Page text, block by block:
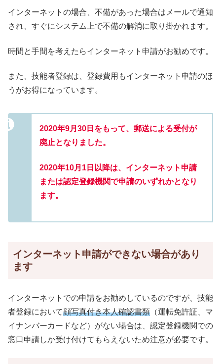
インターネットの場合、不備があった場合はメールで通知
され、すぐにシステム上で不備の解消に取り掛かれます。
時間と手間を考えたらインターネット申請がお勧めです。
また、技能者登録は、登録費用もインターネット申請のほ
うがお得になっています。
2020年9月30日をもって、郵送による受付が
廃止となりました。
2020年10月1日以降は、インターネット申請
または認定登録機関で申請のいずれかとなり
ます。
インターネット申請ができない場合があり
ます
インターネットでの申請をお勧めしているのですが、技能
者登録において顔写真付き本人確認書類 （運転免許証、マ
イナンバーカードなど）がない場合は、認定登録機関での
窓口申請しか受け付けてもらえないため注意が必要です。